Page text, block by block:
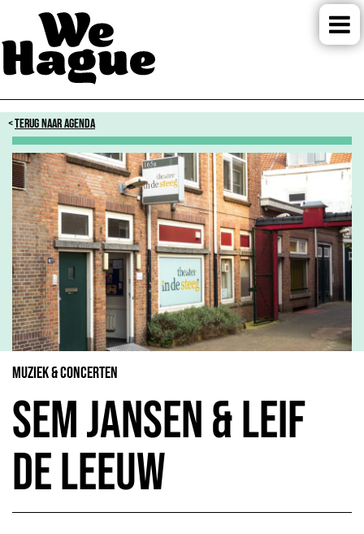
TERUG NAAR AGENDA
Muziek & Concerten
Sem Jansen & Leif
de Leeuw